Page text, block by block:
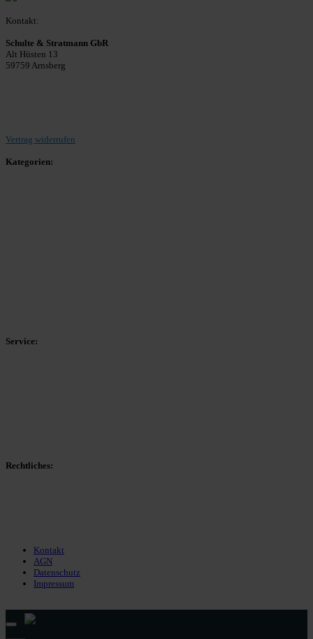
Kontakt:
Schulte & Stratmann GbR
Alt Hüsten 13
59759 Arnsberg
Vertrag widerrufen
Kategorien:
Service:
Rechtliches:
Kontakt
AGN
Datenschutz
Impressum